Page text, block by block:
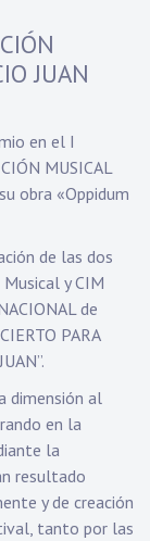
JUAN
en el I
MUSICAL
obra «Oppidum
de las dos
y CIM
de
PARA
dimensión al
en la
la
resultado
y de creación
tanto por las